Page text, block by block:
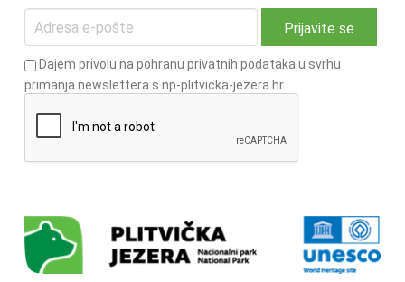
Dajem privolu na pohranu privatnih podataka u svrhu
primanja newslettera s np-plitvicka-jezera.hr